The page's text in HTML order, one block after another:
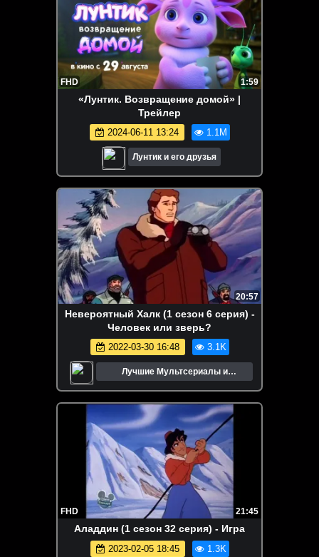
FHD 1:59
«Лунтик. Возвращение домой» |
Трейлер
2024-06-11 13:24 1.1M
Лунтик и его друзья
20:57
Невероятный Халк (1 сезон 6 серия) -
Человек или зверь?
2022-03-30 16:48 3.1K
Лучшие Мультсериалы и
FHD 21:45
Аладдин (1 сезон 32 серия) - Игра
2023-02-05 18:45 1.3K